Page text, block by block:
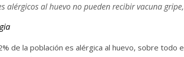
alérgicos al huevo no pueden recibir vacuna
de la población es alérgica al huevo, sobre todo